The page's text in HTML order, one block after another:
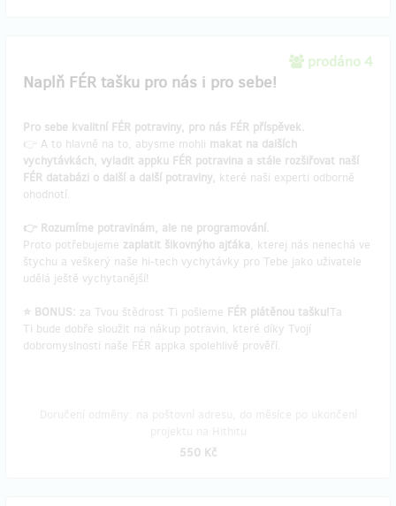
prodáno 4
Naplň FÉR tašku pro nás i pro sebe!
Pro sebe kvalitní FÉR potraviny, pro nás FÉR příspěvek.
👉 A to hlavně na to, abysme mohli makat na dalších
vychytávkách, vyladit appku FÉR potravina a stále rozšiřovat naší
FÉR databázi o další a další potraviny, které naši experti odborně
ohodnotí.
👉 Rozumíme potravinám, ale ne programování.
Proto potřebujeme zaplatit šikovnýho ajťáka, kterej nás nenechá ve
štychu a veškerý naše hi-tech vychytávky pro Tebe jako uživatele
udělá ještě vychytanější!
⭐ BONUS: za Tvou štědrost Ti pošleme FÉR plátěnou tašku!Ta
Ti bude dobře sloužit na nákup potravin, které díky Tvojí
dobromyslnosti naše FÉR appka spolehlivě prověří.
550 Kč